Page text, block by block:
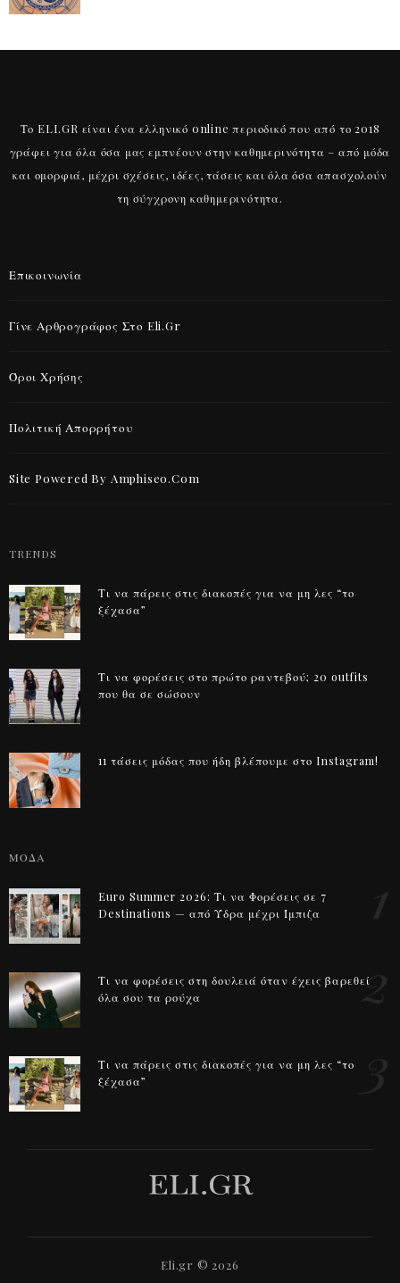
Το ELI.GR είναι ένα ελληνικό online περιοδικό που από το 2018
γράφει για όλα όσα μας εμπνέουν στην καθημερινότητα – από μόδα
και ομορφιά, μέχρι σχέσεις, ιδέες, τάσεις και όλα όσα απασχολούν
τη σύγχρονη καθημερινότητα.
Επικοινωνία
Γίνε Αρθρογράφος Στο Eli.gr
Όροι Χρήσης
Πολιτική Απορρήτου
Site Powered By Amphiseo.com
TRENDS
Τι να πάρεις στις διακοπές για να μη λες “το
ξέχασα”
Τι να φορέσεις στο πρώτο ραντεβού; 20 outfits
που θα σε σώσουν
11 τάσεις μόδας που ήδη βλέπουμε στο Instagram!
ΜΟΔΑ
Euro Summer 2026: Τι να Φορέσεις σε 7
Destinations — από Ύδρα μέχρι Ίμπιζα
Τι να φορέσεις στη δουλειά όταν έχεις βαρεθεί
όλα σου τα ρούχα
2
Τι να πάρεις στις διακοπές για να μη λες “το
ξέχασα”
Eli.gr © 2026